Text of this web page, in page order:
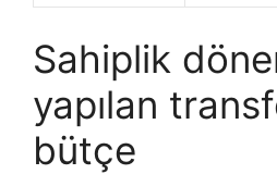
Sahiplik
yapılan
bütçe